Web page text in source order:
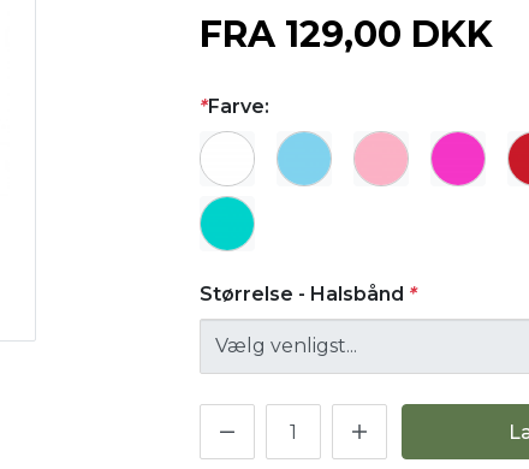
FRA 129,00 DKK
*Farve:
Størrelse - Halsbånd *